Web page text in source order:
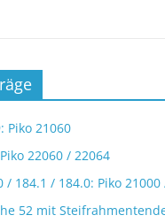
Piko 21060
22060 / 22064
/ 184.1 / 184.0: Piko
52 mit